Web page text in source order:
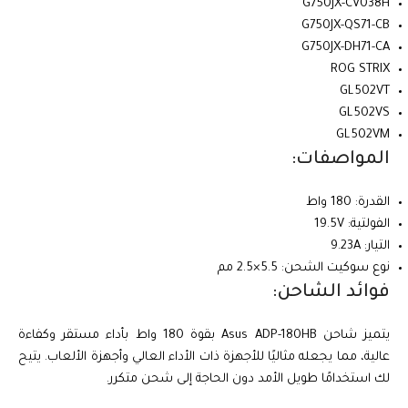
G750JX-CV038H
G750JX-QS71-CB
G750JX-DH71-CA
ROG STRIX
GL502VT
GL502VS
GL502VM
المواصفات:
القدرة: 180 واط
الفولتية: 19.5V
التيار: 9.23A
نوع سوكيت الشحن: 5.5×2.5 مم
فوائد الشاحن:
يتميز شاحن Asus ADP-180HB بقوة 180 واط بأداء مستقر وكفاءة
عالية، مما يجعله مثاليًا للأجهزة ذات الأداء العالي وأجهزة الألعاب. يتيح
لك استخدامًا طويل الأمد دون الحاجة إلى شحن متكرر.